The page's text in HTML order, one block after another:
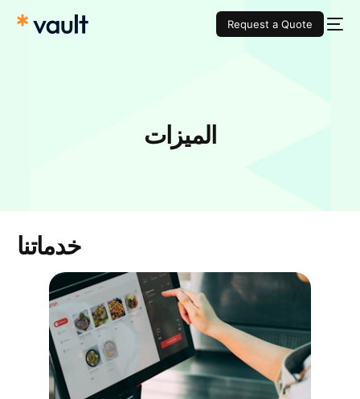
Request a Quote
الميزات
خدماتنا